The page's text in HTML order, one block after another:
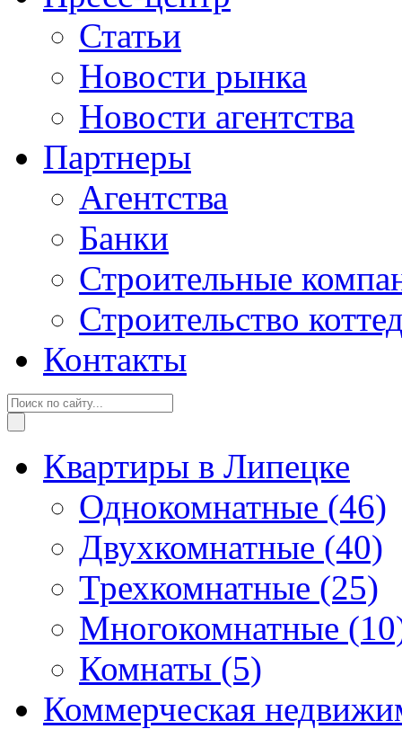
Статьи
Новости рынка
Новости агентства
Партнеры
Агентства
Банки
Строительные
Строительство
Контакты
Квартиры в Липецке
Однокомнатные (46)
Двухкомнатные (40)
Трехкомнатные (25)
Многокомнатные
Комнаты (5)
Коммерческая